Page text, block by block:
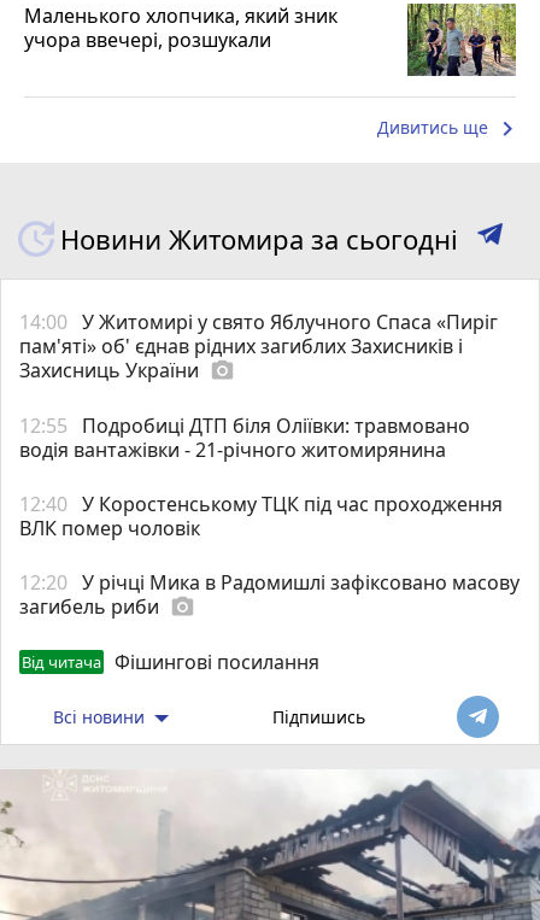
Маленького хлопчика, який зник
учора ввечері, розшукали
Дивитись ще keyboard_arrow_right
Новини Житомира за сьогодні
14:00 У Житомирі у свято Яблучного Спаса «Пиріг
пам'яті» об' єднав рідних загиблих Захисників і
Захисниць України photo_camera
12:55
Подробиці ДТП біля Оліївки: травмовано
водія вантажівки - 21-річного житомирянина
12:40 У Коростенському ТЦК під час проходження
ВЛК помер чоловік
12:20 У річці Мика в Радомишлі зафіксовано масову
загибель риби photo_camera
Від читача Фішингові посилання
Всі новини Підпишись